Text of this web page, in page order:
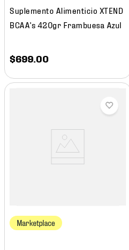
Suplemento Alimenticio XTEND
BCAA's 420gr Frambuesa Azul
$699 .00
Marketplace